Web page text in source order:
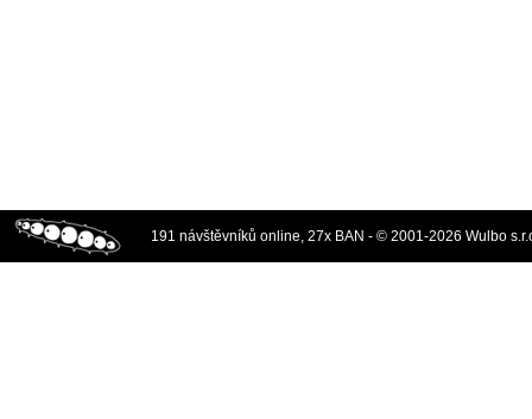
191 návštěvníků online, 27x BAN - © 2001-2026 Wulbo